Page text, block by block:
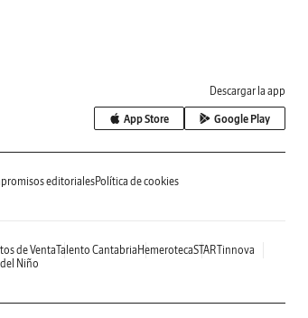
Descargar la app
App Store Google Play
editorialesPolítica de cookies
de VentaTalento Cantabria HemerotecaSTARTinnova
Niño